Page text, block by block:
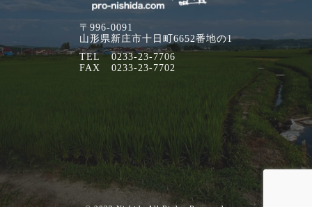
〒996-0091
山形県新庄市十日町6652番地の1
TEL
0233-23-7706
FAX
0233-23-7702